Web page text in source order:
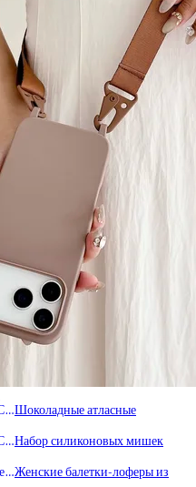
Шоколадные атласные
Набор силиконовых мишек
Женские балетки-лоферы из